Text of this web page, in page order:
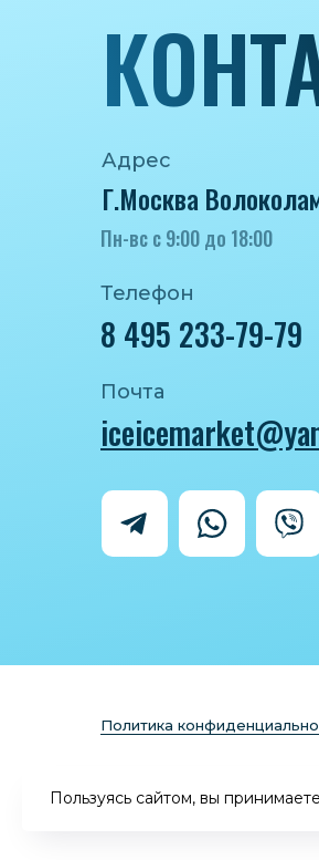
Адрес
Г.Москва
Пн-вс с 9:00 до 18:00
Телефон
8 495 233-79-79
Почта
Политика
Пользуясь сайтом, вы